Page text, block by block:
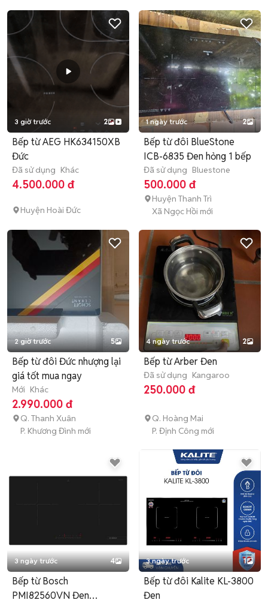
3 giờ trước 2
Bếp từ AEG HK634150XB
Đức
Đã sử dụng Khác
4.500.000 đ
Huyện Hoài Đức
1 ngày trước 2
Bếp từ đôi BlueStone
ICB-6835 Đen hỏng 1 bếp
Đã sử dụng Bluestone
500.000 đ
Huyện Thanh Trì
Xã Ngọc Hồi mới
2 giờ trước 5
Bếp từ đôi Đức nhượng lại
giá tốt mua ngay
Mới Khác
2.990.000 đ
Q. Thanh Xuân
P. Khương Đình mới
4 ngày trước 2
Bếp từ Arber Đen
Đã sử dụng Kangaroo
250.000 đ
Q. Hoàng Mai
P. Định Công mới
3 ngày trước 4
Bếp từ Bosch
PMI82560VN Đen
3 ngày trước 1
Bếp từ đôi Kalite KL-3800
Đen